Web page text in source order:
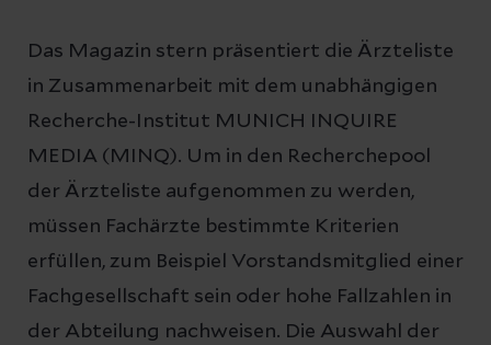
Das Magazin stern präsentiert die Ärzteliste
in Zusammenarbeit mit dem unabhängigen
Recherche-Institut MUNICH INQUIRE
MEDIA (MINQ). Um in den Recherchepool
der Ärzteliste aufgenommen zu werden,
müssen Fachärzte bestimmte Kriterien
erfüllen, zum Beispiel Vorstandsmitglied einer
Fachgesellschaft sein oder hohe Fallzahlen in
der Abteilung nachweisen. Die Auswahl der